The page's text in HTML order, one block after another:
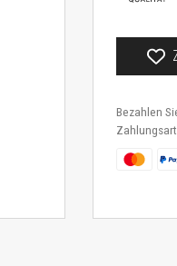
Bezahlen
Zahlungsart